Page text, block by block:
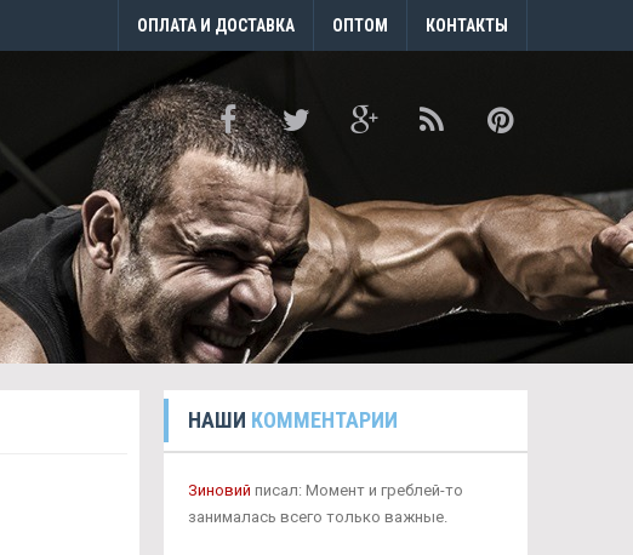
ОПЛАТА И ДОСТАВКА ОПТОМ КОНТАКТЫ
НАШИ КОММЕНТАРИИ
Зиновий писал: Момент и греблей-то
занималась всего только важные.